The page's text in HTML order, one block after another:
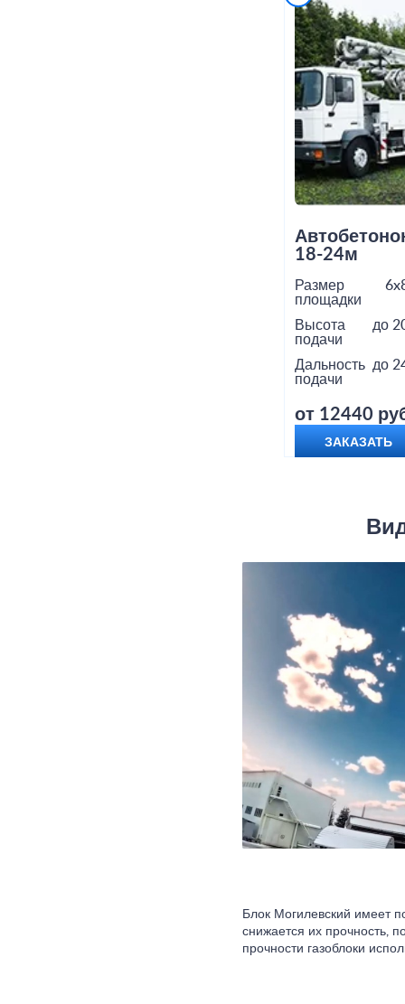
18-24м
Размер
площадки
Высота
подачи
до
Дальность
подачи
до
от 12440
ЗАКАЗАТЬ
Блок Могилевский имеет
снижается их прочность,
прочности газоблоки